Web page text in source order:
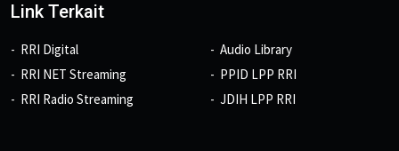
Link Terkait
RRI Digital
RRI NET Streaming
RRI Radio Streaming
Audio Library
PPID LPP RRI
JDIH LPP RRI